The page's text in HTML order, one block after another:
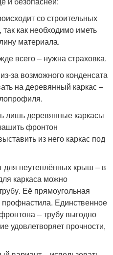
со строительных
как необходимо иметь
материала.
всего – нужна страховка.
за возможного конденсата
на деревянный каркас –
лишь деревянные каркасы
фронтон
из него каркас под
для неутеплённых крыш – в
каркаса можно
Её прямоугольная
Единственное
– трубу выгодно
удовлетворяет прочности,